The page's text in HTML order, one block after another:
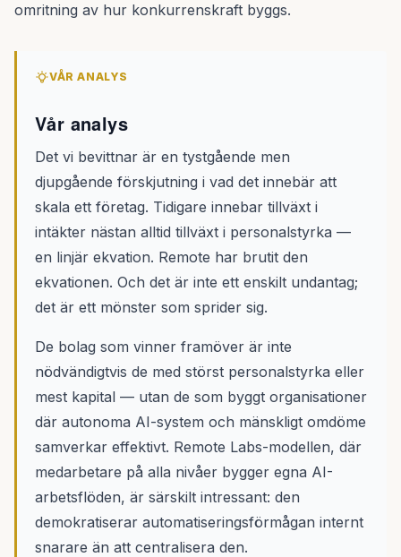
omritning av hur konkurrenskraft byggs.
VÅR ANALYS
Vår analys
Det vi bevittnar är en tystgående men
djupgående förskjutning i vad det innebär att
skala ett företag. Tidigare innebar tillväxt i
intäkter nästan alltid tillväxt i personalstyrka —
en linjär ekvation. Remote har brutit den
ekvationen. Och det är inte ett enskilt undantag;
det är ett mönster som sprider sig.
De bolag som vinner framöver är inte
nödvändigtvis de med störst personalstyrka eller
mest kapital — utan de som byggt organisationer
där autonoma AI-system och mänskligt omdöme
samverkar effektivt. Remote Labs-modellen, där
medarbetare på alla nivåer bygger egna AI-
arbetsflöden, är särskilt intressant: den
demokratiserar automatiseringsförmågan internt
snarare än att centralisera den.